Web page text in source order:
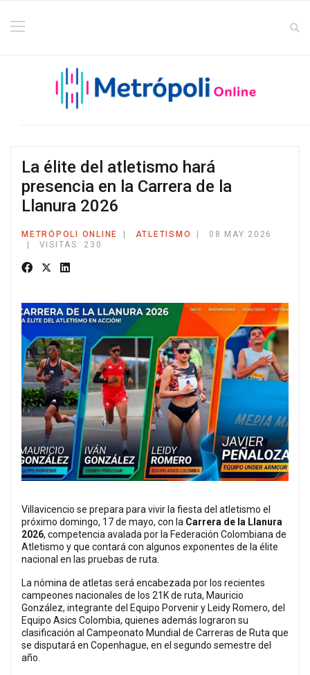
La élite del atletismo hará
presencia en la Carrera de la
Llanura 2026
METRÓPOLI ONLINE ATLETISMO
08 MAY 2026
VISITAS: 230
Villavicencio se prepara para vivir la fiesta del atletismo el
próximo domingo, 17 de mayo, con la Carrera de la Llanura
2026, competencia avalada por la Federación Colombiana de
Atletismo y que contará con algunos exponentes de la élite
nacional en las pruebas de ruta.
La nómina de atletas será encabezada por los recientes
campeones nacionales de los 21K de ruta, Mauricio
González, integrante del Equipo Porvenir y Leidy Romero, del
Equipo Asics Colombia, quienes además lograron su
clasificación al Campeonato Mundial de Carreras de Ruta que
se disputará en Copenhague, en el segundo semestre del
año.